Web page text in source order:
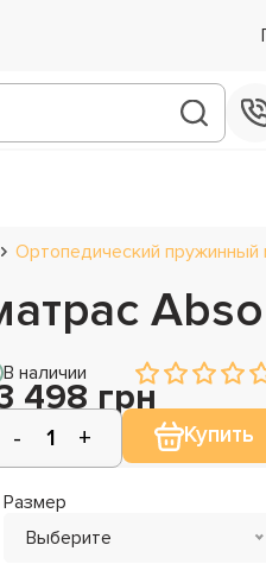
Ортопедический пружинный
В наличии
498 грн
Купить
Размер
Выберите